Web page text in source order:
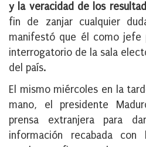
y la veracidad de los
fin de zanjar cualquier
manifestó que él como jefe
interrogatorio de la sala
del país.
El mismo miércoles en la
mano, el presidente
prensa extranjera para
información recabada